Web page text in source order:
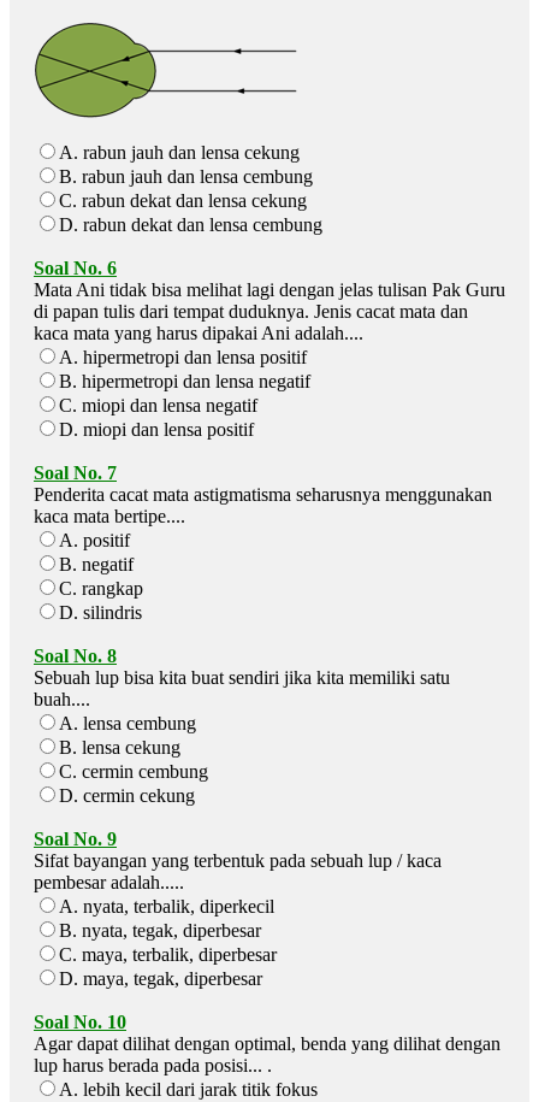
A. rabun jauh dan lensa cekung
B. rabun jauh dan lensa cembung
C. rabun dekat dan lensa cekung
D. rabun dekat dan lensa cembung
Soal No. 6
Mata Ani tidak bisa melihat lagi dengan jelas tulisan Pak Guru
di papan tulis dari tempat duduknya. Jenis cacat mata dan
kaca mata yang harus dipakai Ani adalah....
A. hipermetropi dan lensa positif
B. hipermetropi dan lensa negatif
C. miopi dan lensa negatif
D. miopi dan lensa positif
Soal No. 7
Penderita cacat mata astigmatisma seharusnya menggunakan
kaca mata bertipe....
A. positif
B. negatif
C. rangkap
D. silindris
Soal No. 8
Sebuah lup bisa kita buat sendiri jika kita memiliki satu
buah....
A. lensa cembung
B. lensa cekung
C. cermin cembung
D. cermin cekung
Soal No. 9
Sifat bayangan yang terbentuk pada sebuah lup / kaca
pembesar adalah.....
A. nyata, terbalik, diperkecil
B. nyata, tegak, diperbesar
C. maya, terbalik, diperbesar
D. maya, tegak, diperbesar
Soal No. 10
Agar dapat dilihat dengan optimal, benda yang dilihat dengan
lup harus berada pada posisi... .
A. lebih kecil dari jarak titik fokus